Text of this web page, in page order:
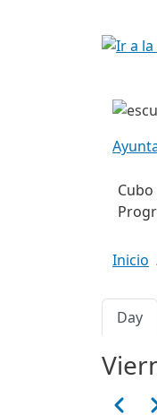
Imagen
Cubo
Inicio
Day